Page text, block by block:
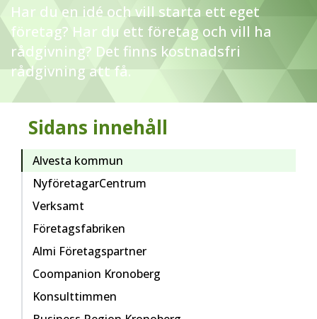
Har du en idé och vill starta ett eget
företag? Har du ett företag och vill ha
rådgivning? Det finns kostnadsfri
rådgivning att få.
Sidans innehåll
Alvesta kommun
NyföretagarCentrum
Verksamt
Företagsfabriken
Almi Företagspartner
Coompanion Kronoberg
Konsulttimmen